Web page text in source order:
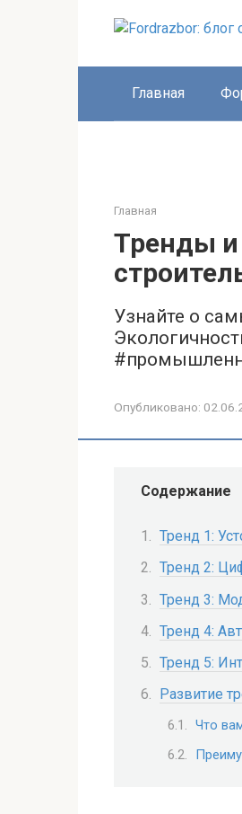
Главная
Главная
Тренды
Узнайте о
Опубликовано:
Содержание
Тренд 1:
Тренд 2:
Тренд 3:
Тренд 4:
Тренд 5:
Развитие
Что